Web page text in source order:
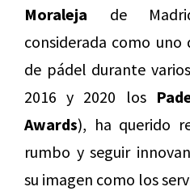
Moraleja de
considerada como uno
de pádel durante
2016 y 2020 los
Awards), ha querido
rumbo y seguir
su imagen como los